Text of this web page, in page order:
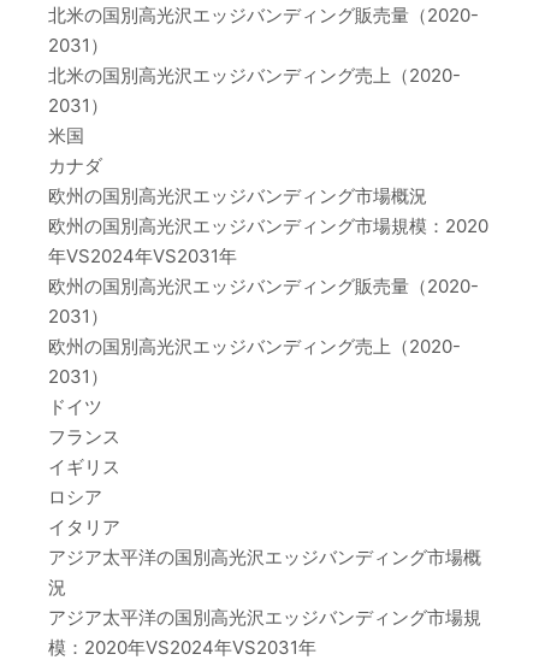
北米の国別高光沢エッジバンディング販売量（2020-
2031）
北米の国別高光沢エッジバンディング売上（2020-
2031）
米国
カナダ
欧州の国別高光沢エッジバンディング市場概況
欧州の国別高光沢エッジバンディング市場規模：2020
年VS2024年VS2031年
欧州の国別高光沢エッジバンディング販売量（2020-
2031）
欧州の国別高光沢エッジバンディング売上（2020-
2031）
ドイツ
フランス
イギリス
ロシア
イタリア
アジア太平洋の国別高光沢エッジバンディング市場概
況
アジア太平洋の国別高光沢エッジバンディング市場規
模：2020年VS2024年VS2031年